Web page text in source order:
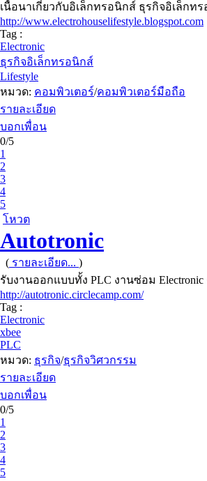
เนื้อนาเกี่ยวกับอิเล็กทรอนิกส์ ธุรกิจอิเล็กท
http://www.electrohouselifestyle.blogspot.com
Tag :
Electronic
ธุรกิจอิเล็กทรอนิกส์
Lifestyle
หมวด: คอมพิวเตอร์/คอมพิวเตอร์มือถือ
รายละเอียด
บอกเพื่อน
0/5
1
2
3
4
5
โหวต
Autotronic
( รายละเอียด... )
รับงานออกแบบทั้ง PLC งานซ่อม
http://autotronic.circlecamp.com/
Tag :
Electronic
xbee
PLC
หมวด: ธุรกิจ/ธุรกิจวิศวกรรม
รายละเอียด
บอกเพื่อน
0/5
1
2
3
4
5